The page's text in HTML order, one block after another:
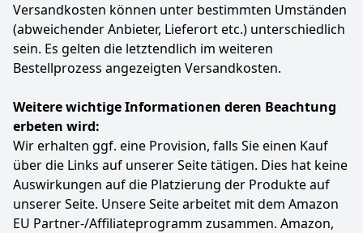
Anzeigen
Versandkosten können unter bestimmten Umständen
(abweichender Anbieter, Lieferort etc.) unterschiedlich
sein. Es gelten die letztendlich im weiteren
Bestellprozess angezeigten Versandkosten.
Weitere wichtige Informationen deren Beachtung
erbeten wird:
Wir erhalten ggf. eine Provision, falls Sie einen Kauf
über die Links auf unserer Seite tätigen. Dies hat keine
Auswirkungen auf die Platzierung der Produkte auf
unserer Seite. Unsere Seite arbeitet mit dem Amazon
EU Partner-/Affiliateprogramm zusammen. Amazon,